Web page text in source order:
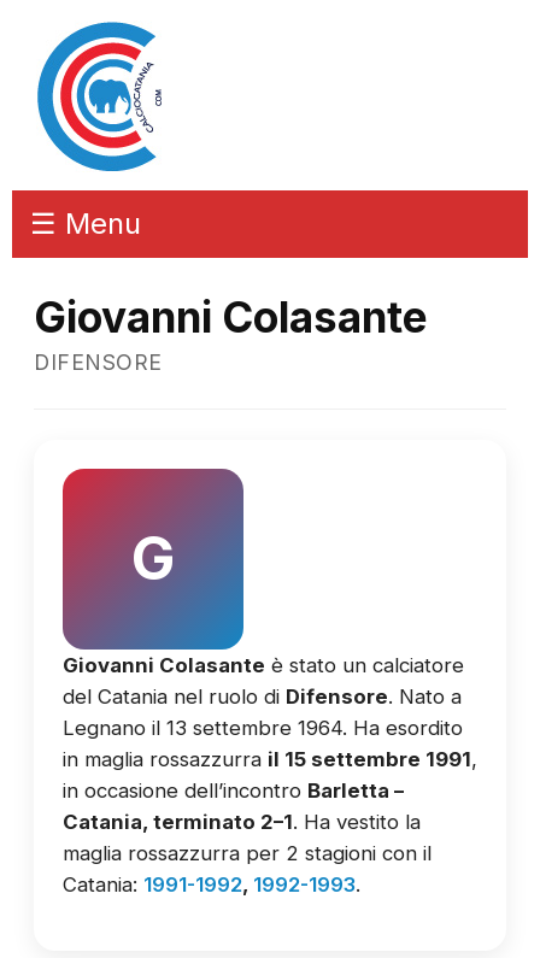
☰ Menu
Giovanni Colasante
DIFENSORE
G
Giovanni Colasante è stato un calciatore
del Catania nel ruolo di Difensore. Nato a
Legnano il 13 settembre 1964. Ha esordito
in maglia rossazzurra il 15 settembre 1991,
in occasione dell’incontro Barletta –
Catania, terminato 2–1. Ha vestito la
maglia rossazzurra per 2 stagioni con il
Catania: 1991-1992, 1992-1993.